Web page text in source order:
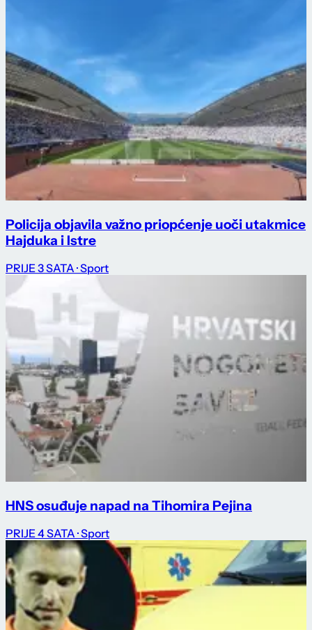
Policija objavila važno priopćenje uoči utakmice
Hajduka i Istre
PRIJE 3 SATA · Sport
HNS osuđuje napad na Tihomira Pejina
PRIJE 4 SATA · Sport